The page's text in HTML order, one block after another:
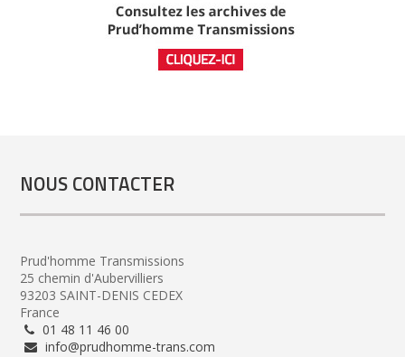
NOUS CONTACTER
Prud'homme Transmissions
25 chemin d'Aubervilliers
93203 SAINT-DENIS CEDEX
France
01 48 11 46 00
info@prudhomme-trans.com